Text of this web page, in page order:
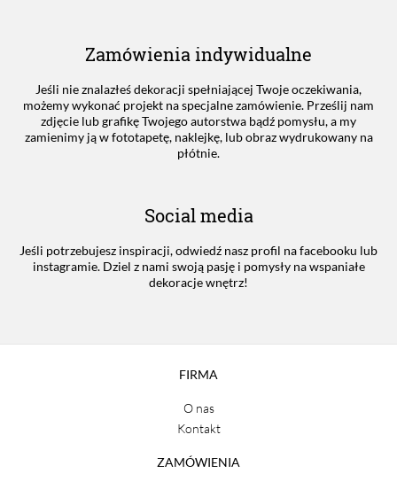
Zamówienia indywidualne
Jeśli nie znalazłeś dekoracji spełniającej Twoje oczekiwania,
możemy wykonać projekt na specjalne zamówienie. Prześlij nam
zdjęcie lub grafikę Twojego autorstwa bądź pomysłu, a my
zamienimy ją w fototapetę, naklejkę, lub obraz wydrukowany na
płótnie.
Social media
Jeśli potrzebujesz inspiracji, odwiedź nasz profil na facebooku lub
instagramie. Dziel z nami swoją pasję i pomysły na wspaniałe
dekoracje wnętrz!
FIRMA
O nas
Kontakt
ZAMÓWIENIA